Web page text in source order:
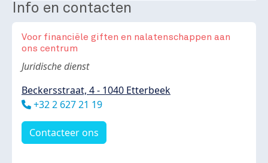
Info en contacten
Voor financiële giften en nalatenschappen aan
ons centrum
Body
Juridische dienst
Beckersstraat, 4 - 1040 Etterbeek
Téléphone
+32 2 627 21 19
Contacteer ons